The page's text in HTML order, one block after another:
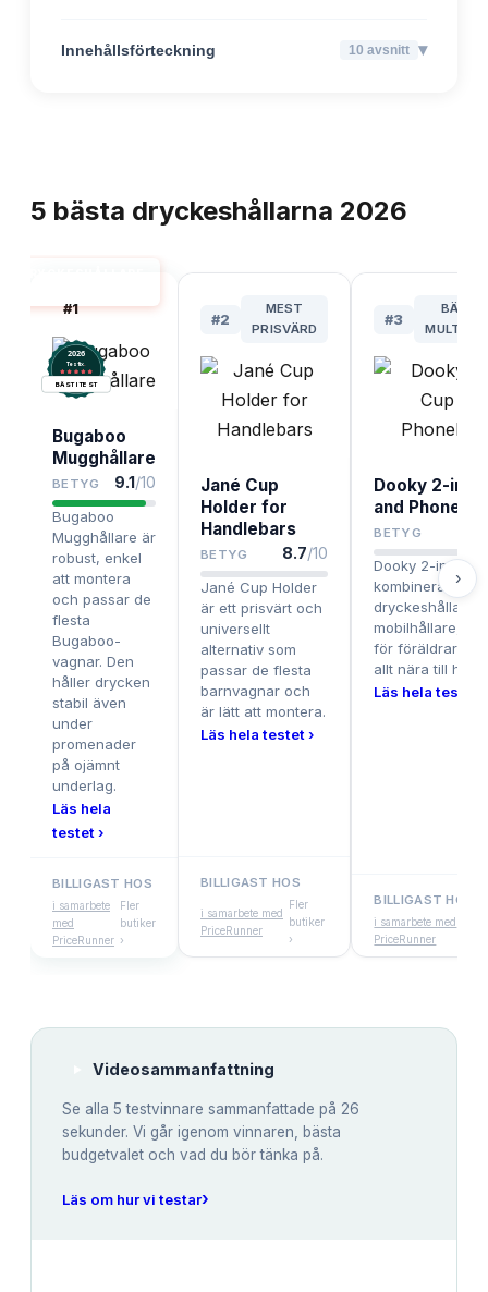
Innehållsförteckning 10 avsnitt ▾
5 bästa dryckeshållarna 2026
#1
2026
Testix.
BÄST I TEST
Bugaboo
Mugghållare
BETYG 9.1/10
Bugaboo
Mugghållare är
robust, enkel
att montera
och passar de
flesta
Bugaboo-
vagnar. Den
håller drycken
stabil även
under
promenader
på ojämnt
underlag.
Läs hela
testet ›
BILLIGAST HOS
i samarbete
med
PriceRunner
Fler
butiker
›
#2
MEST
PRISVÄRD
Jané Cup
Holder for
Handlebars
BETYG 8.7/10
Jané Cup Holder
är ett prisvärt och
universellt
alternativ som
passar de flesta
barnvagnar och
är lätt att montera.
Läs hela testet ›
BILLIGAST HOS
i samarbete med
PriceRunner
Fler
butiker
›
#3
BÄST
Dooky 2-in-1
and
BETYG
Dooky 2-in-1
kombinerar
dryckeshållare
mobilhållare,
för föräldrar
allt nära till
Läs hela testet ›
BILLIGAST HOS
i samarbete med
PriceRunner
›
Videosammanfattning
Se alla 5 testvinnare sammanfattade på 26
sekunder. Vi går igenom vinnaren, bästa
budgetvalet och vad du bör tänka på.
Läs om hur vi testar›